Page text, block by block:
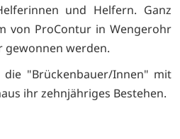
und Helfern. Ganz
von ProContur in Wengerohr
gewonnen werden.
die "Brückenbauer/Innen" mit
ihr zehnjähriges Bestehen.